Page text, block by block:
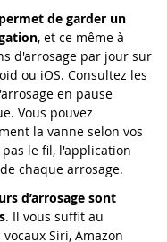
de garder un
, et ce même à
d'arrosage par jour sur
ou iOS. Consultez les
en pause
Vous pouvez
la vanne selon vos
le fil, l'application
chaque arrosage.
d’arrosage sont
. Il vous suffit au
Siri, Amazon